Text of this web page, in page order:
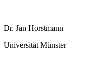
Dr. Jan Horstmann
Universität Münster